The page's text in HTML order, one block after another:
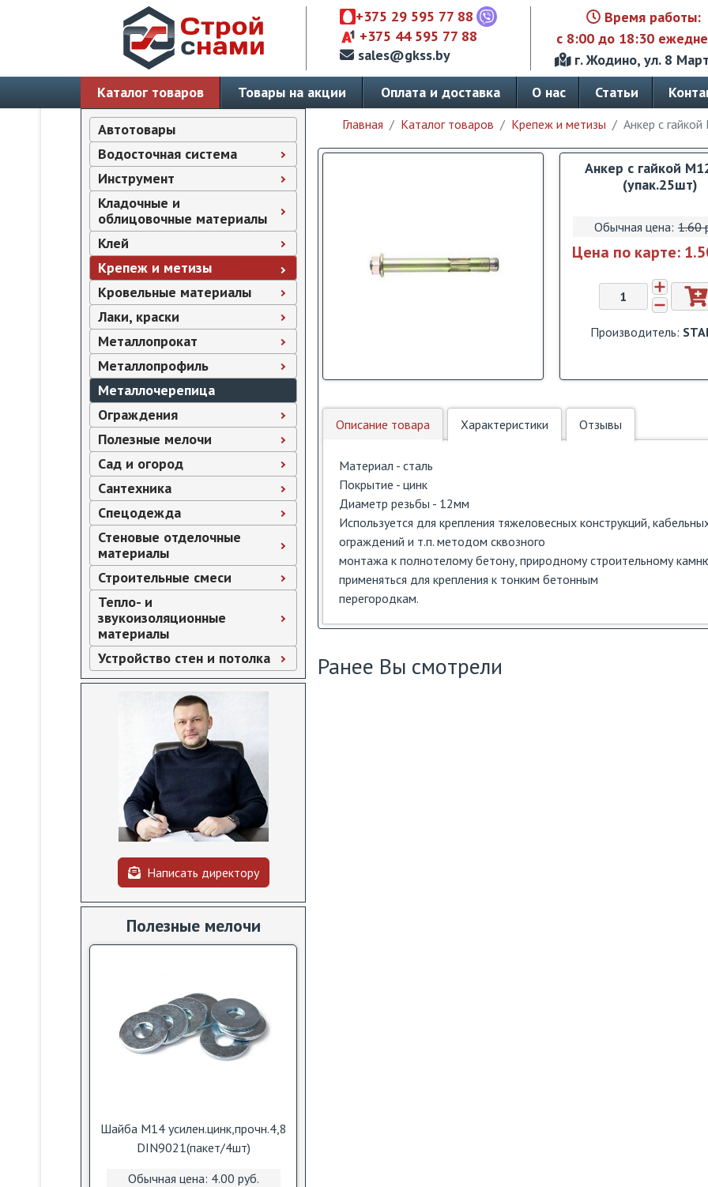
+375 29 595 77 88
+375 44 595 77 88
sales@gkss.by
Время работы:
с 8:00 до 18:30
г. Жодино, ул. 8
Каталог товаров
Товары на акции Оплата и доставка О нас Статьи
Автотовары
Водосточная система
Инструмент
Кладочные и
облицовочные материалы
Клей
Крепеж и метизы
Кровельные материалы
Лаки, краски
Металлопрокат
Металлопрофиль
Металлочерепица
Ограждения
Полезные мелочи
Сад и огород
Сантехника
Спецодежда
Стеновые отделочные
материалы
Строительные смеси
Тепло- и
звукоизоляционные
материалы
Устройство стен и потолка
Написать директору
Полезные мелочи
Шайба М14 усилен.цинк,прочн.4,8
DIN9021(пакет/4шт)
Обычная цена: 4.00 pуб.
Главная Каталог товаров Крепеж и метизы Анкер с
Анкер с гайкой
(упак.25шт)
Обычная цена: 1.60
Цена по карте:
Производитель:
Описание товара Характеристики Отзывы
Материал - сталь
Покрытие - цинк
Диаметр резьбы - 12мм
Используется для крепления тяжеловесных конструкций,
ограждений и т.п. методом сквозного
монтажа к полнотелому бетону, природному строительному
применяться для крепления к тонким бетонным
перегородкам.
Ранее Вы смотрели